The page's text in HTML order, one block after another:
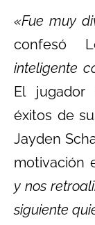
«Fue muy
confesó
inteligente
El jugador
éxitos de
Jayden
motivación
y nos
siguiente